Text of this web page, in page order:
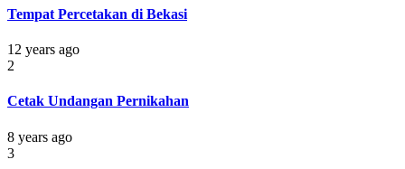
Tempat Percetakan di Bekasi
12 years ago
2
Cetak Undangan Pernikahan
8 years ago
3